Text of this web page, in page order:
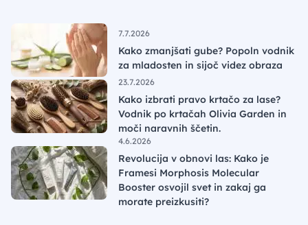
7.7.2026
Kako zmanjšati gube? Popoln vodnik
za mladosten in sijoč videz obraza
23.7.2026
Kako izbrati pravo krtačo za lase?
Vodnik po krtačah Olivia Garden in
moči naravnih ščetin.
4.6.2026
Revolucija v obnovi las: Kako je
Framesi Morphosis Molecular
Booster osvojil svet in zakaj ga
morate preizkusiti?